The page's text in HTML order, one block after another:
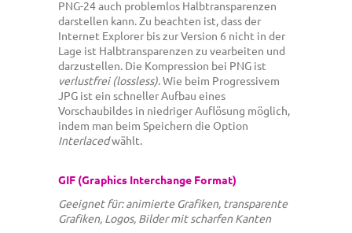
PNG-24 auch problemlos Halbtransparenzen
darstellen kann. Zu beachten ist, dass der
Internet Explorer bis zur Version 6 nicht in der
Lage ist Halbtransparenzen zu vearbeiten und
darzustellen. Die Kompression bei PNG ist
verlustfrei (lossless). Wie beim Progressivem
JPG ist ein schneller Aufbau eines
Vorschaubildes in niedriger Auflösung möglich,
indem man beim Speichern die Option
Interlacedwählt.
GIF (Graphics Interchange Format)
Geeignet für: animierte Grafiken, transparente
Grafiken, Logos, Bilder mit scharfen Kanten